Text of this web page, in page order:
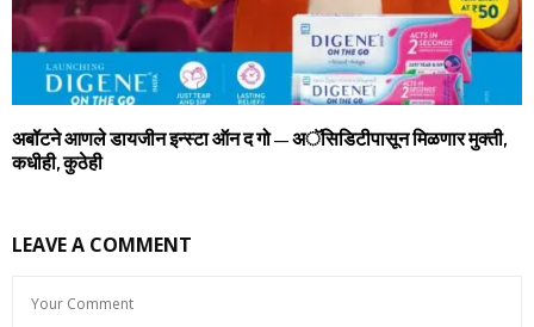
अबॉटने आणले डायजीन इन्स्टा ऑन द गो – अॅसिडिटीपासून मिळणार मुक्ती,
कधीही, कुठेही
LEAVE A COMMENT